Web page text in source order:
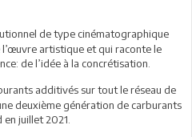
de type cinématographique
artistique et qui raconte le
de l’idée à la concrétisation.
additivés sur tout le réseau de
deuxième génération de carburants
juillet 2021.